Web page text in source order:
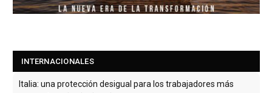
INTERNACIONALES
Este jueves 6 de agosto, 27 ciudades italianas, entre ellas
Palermo, Roma, Florencia y Turín, se encuentran en alerta
roja por ola de calor.[Leer más...]